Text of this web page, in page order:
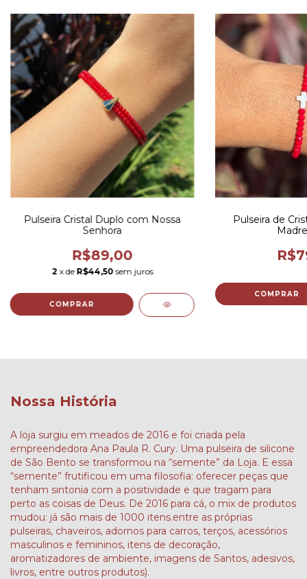
Pulseira Cristal Duplo com Nossa
Senhora
R$89,00
2 x de R$44,50 sem juros
COMPRAR
Pulseira de
COMPRAR
Nossa História
A loja surgiu em meados de 2016 e foi criada pela
empreendedora Ana Paula R. Cury. Uma pulseira de silicone
de São Bento se transformou na “semente” da Loja. E essa
“semente” frutificou em uma filosofia: oferecer peças que
tenham sintonia com a positividade e que tragam para
perto as coisas de Deus. De 2016 para cá, o mix de produtos
mudou: já são mais de 1000 itens.entre as próprias
pulseiras, chaveiros, adornos para carros, terços, acessórios
masculinos e femininos, itens de decoração,
aromatizadores de ambiente, imagens de Santos, adesivos,
livros, entre outros produtos).